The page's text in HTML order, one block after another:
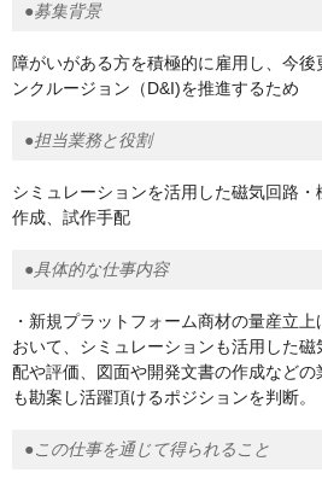
●募集背景
障がいがある方を積極的に雇用し、今
ンクルージョン（D&I)を推進するため
●担当業務と役割
シミュレーションを活用した磁気回路
作成、試作手配
●具体的な仕事内容
・新規プラットフォーム商材の量産立
おいて、シミュレーションも活用した
配や評価、図面や開発文書の作成など
も勘案し活躍頂けるポジションを判断。
●この仕事を通じて得られること